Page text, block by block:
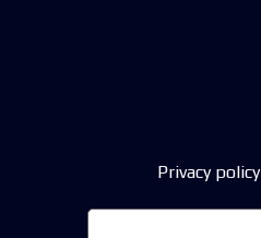
Privacy policy